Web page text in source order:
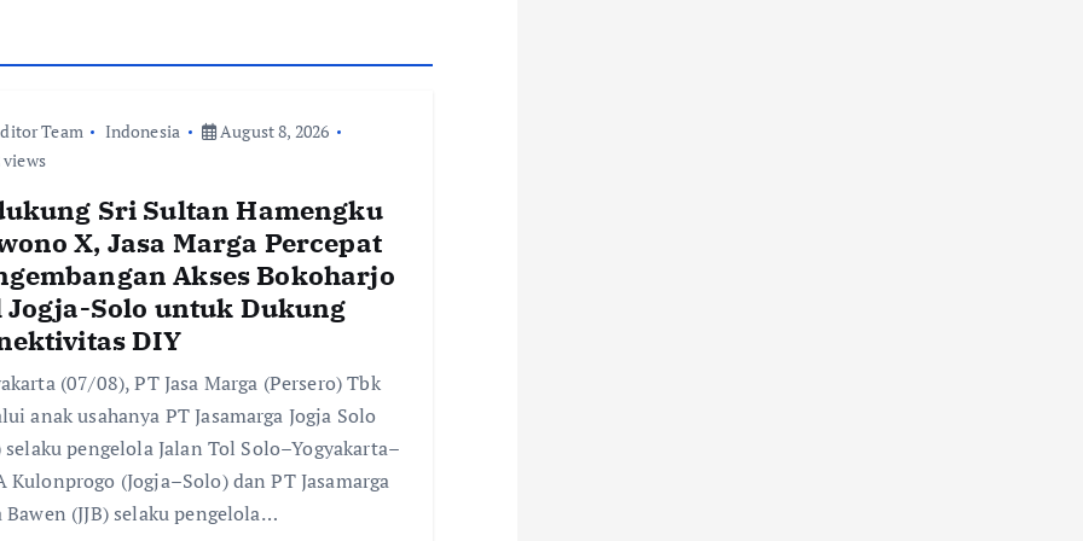
Team Indonesia
August 8, 2026
views
Sri Sultan Hamengku
X, Jasa Marga Percepat
Akses Bokoharjo
Jogja-Solo untuk Dukung
DIY
(07/08), PT Jasa Marga (Persero) Tbk
anak usahanya PT Jasamarga Jogja Solo
selaku pengelola Jalan Tol Solo–Yogyakarta–
Kulonprogo (Jogja–Solo) dan PT Jasamarga
Bawen (JJB) selaku pengelola…